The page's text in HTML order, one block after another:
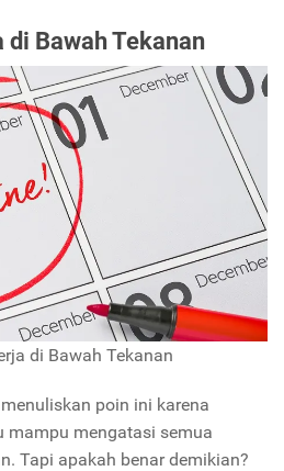
Bawah Tekanan
di Bawah Tekanan
poin ini karena
mampu mengatasi semua
Tapi apakah benar demikian?